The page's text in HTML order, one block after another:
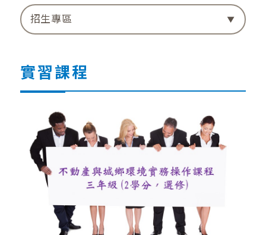
招生專區
實習課程